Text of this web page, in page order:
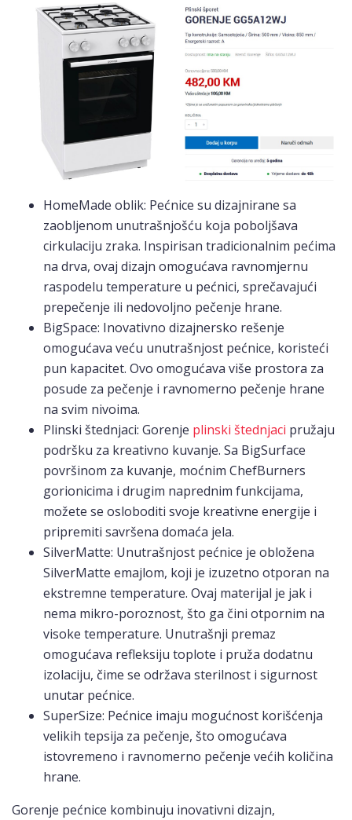
HomeMade oblik: Pećnice su dizajnirane sa
zaobljenom unutrašnjošću koja poboljšava
cirkulaciju zraka. Inspirisan tradicionalnim pećima
na drva, ovaj dizajn omogućava ravnomjernu
raspodelu temperature u pećnici, sprečavajući
prepečenje ili nedovoljno pečenje hrane.
BigSpace: Inovativno dizajnersko rešenje
omogućava veću unutrašnjost pećnice, koristeći
pun kapacitet. Ovo omogućava više prostora za
posude za pečenje i ravnomerno pečenje hrane
na svim nivoima.
Plinski štednjaci: Gorenje plinski štednjaci pružaju
podršku za kreativno kuvanje. Sa BigSurface
površinom za kuvanje, moćnim ChefBurners
gorionicima i drugim naprednim funkcijama,
možete se osloboditi svoje kreativne energije i
pripremiti savršena domaća jela.
SilverMatte: Unutrašnjost pećnice je obložena
SilverMatte emajlom, koji je izuzetno otporan na
ekstremne temperature. Ovaj materijal je jak i
nema mikro-poroznost, što ga čini otpornim na
visoke temperature. Unutrašnji premaz
omogućava refleksiju toplote i pruža dodatnu
izolaciju, čime se održava sterilnost i sigurnost
unutar pećnice.
SuperSize: Pećnice imaju mogućnost korišćenja
velikih tepsija za pečenje, što omogućava
istovremeno i ravnomerno pečenje većih količina
hrane.
Gorenje pećnice kombinuju inovativni dizajn,